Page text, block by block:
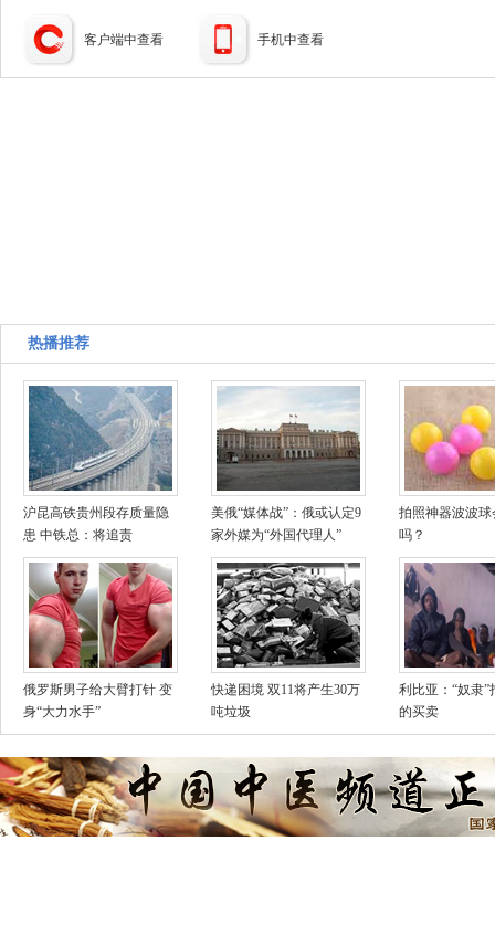
客户端中查看 手机中查看